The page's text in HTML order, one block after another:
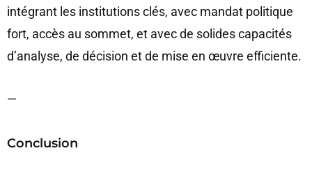
intégrant les institutions clés, avec mandat politique
fort, accès au sommet, et avec de solides capacités
d’analyse, de décision et de mise en œuvre efficiente.
—
Conclusion